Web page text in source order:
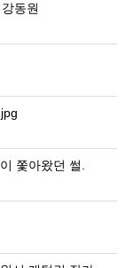
동원
쫓아왔던 썰.